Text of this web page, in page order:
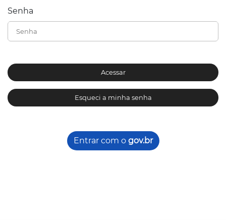
Senha
Acessar
Esqueci a minha senha
Entrar com o gov.br